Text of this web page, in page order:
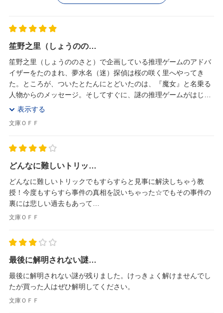
笙野之里（しょうのの…
笙野之里（しょうののさと）で企画している推理ゲームのアドバ
イザーをたのまれ、夢水名（迷）探偵は桜の咲く里へやってき
た。ところが、ついたとたんにとどいたのは、『魔女』と名乗る
人物からのメッセージ。そしてすぐに、謎の推理ゲームがはじま
って……。『魔女の隠れ里』のほか、雪霊の藪の謎、羽...
表示する
文庫ＯＦＦ
どんなに難しいトリッ…
どんなに難しいトリックでもすらすらと見事に解決しちゃう教
授！今度もすらすら事件の真相を説いちゃった☆でもその事件の
裏には悲しい過去もあって…
文庫ＯＦＦ
最後に解明されない謎…
最後に解明されない謎が残りました。けっきょく解けませんでし
たが買った人はぜひ解明してください。
文庫ＯＦＦ